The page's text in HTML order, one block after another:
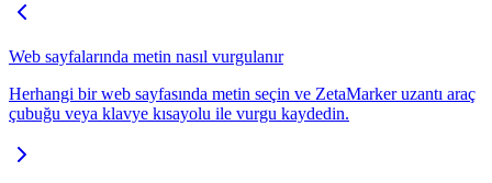
Web sayfalarında metin nasıl vurgulanır
Herhangi bir web sayfasında metin seçin ve ZetaMarker uzantı araç
çubuğu veya klavye kısayolu ile vurgu kaydedin.